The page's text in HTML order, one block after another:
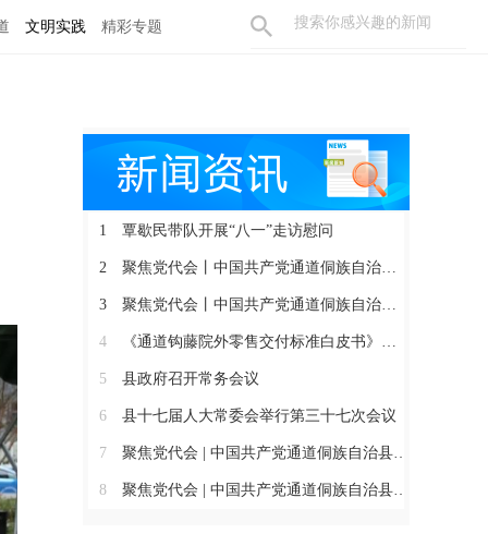
文明实践 精彩专题
1 覃歇民带队开展“八一”走访慰问
2 聚焦党代会丨中国共产党通道侗族自治县第十四届委员会召开第一次全体会议
3 聚焦党代会丨中国共产党通道侗族自治县第十四次代表大会胜利闭幕
4 《通道钩藤院外零售交付标准白皮书》正式发布
5 县政府召开常务会议
6 县十七届人大常委会举行第三十七次会议
7 聚焦党代会 | 中国共产党通道侗族自治县第十四次代表大会开幕
8 聚焦党代会 | 中国共产党通道侗族自治县第十四次代表大会主席团举行第三、四、五、六次会议